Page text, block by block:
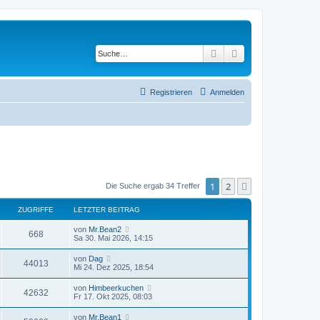
Suche
Anmelden
Registrieren
Die Suche ergab 34 Treffer 1 2
ZUGRIFFE LETZTER BEITRAG
668Z
u
r
i
L
e
t
e
r
B
e
i
t
von Mr.Bean2
Sa 30. Mai 2026, 14:15
44013Z
u
L
e
t
e
r
B
von Dag
Mi 24. Dez 2025, 18:54
42632Z
u
L
e
von Himbeerkuchen
Fr 17. Okt 2025, 08:03
L
von Mr.Bean1